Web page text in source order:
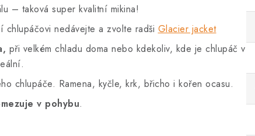
– taková super kvalitní mikina!
chlupáčovi nedávejte a zvolte radši Glacier jacket
při velkém chladu doma nebo kdekoliv, kde je chlupáč v
chlupáče. Ramena, kyčle, krk, břicho i kořen ocasu.
v pohybu.